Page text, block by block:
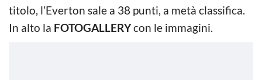
titolo, l’Everton sale a 38 punti, a metà classifica.
In alto la FOTOGALLERYcon le immagini.